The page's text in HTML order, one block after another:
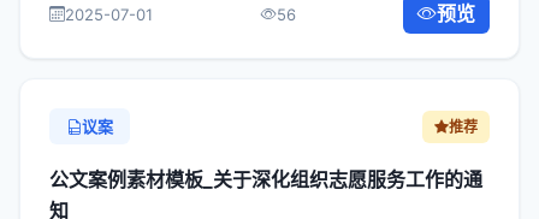
构： 为深入贯彻落实习近平总书记关于关...
2025-07-01 56 预览
议案 推荐
公文案例素材模板_关于深化组织志愿服务工作的通
知